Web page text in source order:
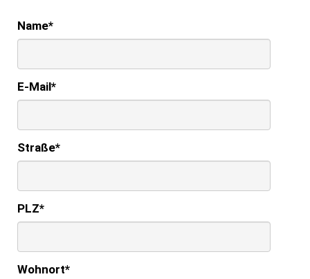
Name*
E-Mail*
Straße*
PLZ*
Wohnort*